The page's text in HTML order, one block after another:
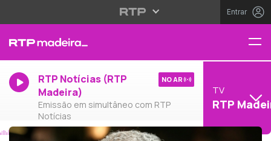
Entrar
RTP Notícias (RTP
Madeira)
Emissão em simultâneo com RTP
Notícias
NO AR
TV
RTP